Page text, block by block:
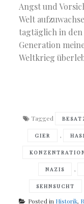
Angst und
Welt
tagtäglich in den
Generation
Weltkrieg
Tagged
GIER ,
NAZIS ,
SEHNSUCHT
Posted in Historik,